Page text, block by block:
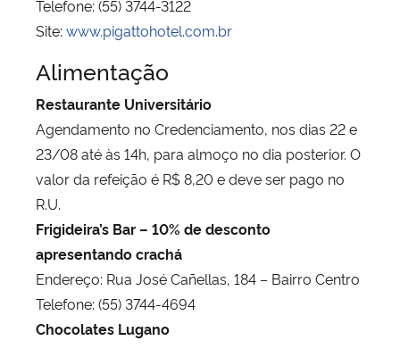
Telefone: (55) 3744-3122
Site: www.pigattohotel.com.br
Alimentação
Restaurante Universitário
Agendamento no Credenciamento, nos dias 22 e
23/08 até às 14h, para almoço no dia posterior. O
valor da refeição é R$ 8,20 e deve ser pago no
R.U.
Frigideira’s Bar – 10% de desconto
apresentando crachá
Endereço: Rua José Cañellas, 184 – Bairro Centro
Telefone: (55) 3744-4694
Chocolates Lugano